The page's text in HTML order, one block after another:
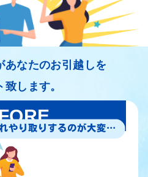
あなたのお引越しを
します。